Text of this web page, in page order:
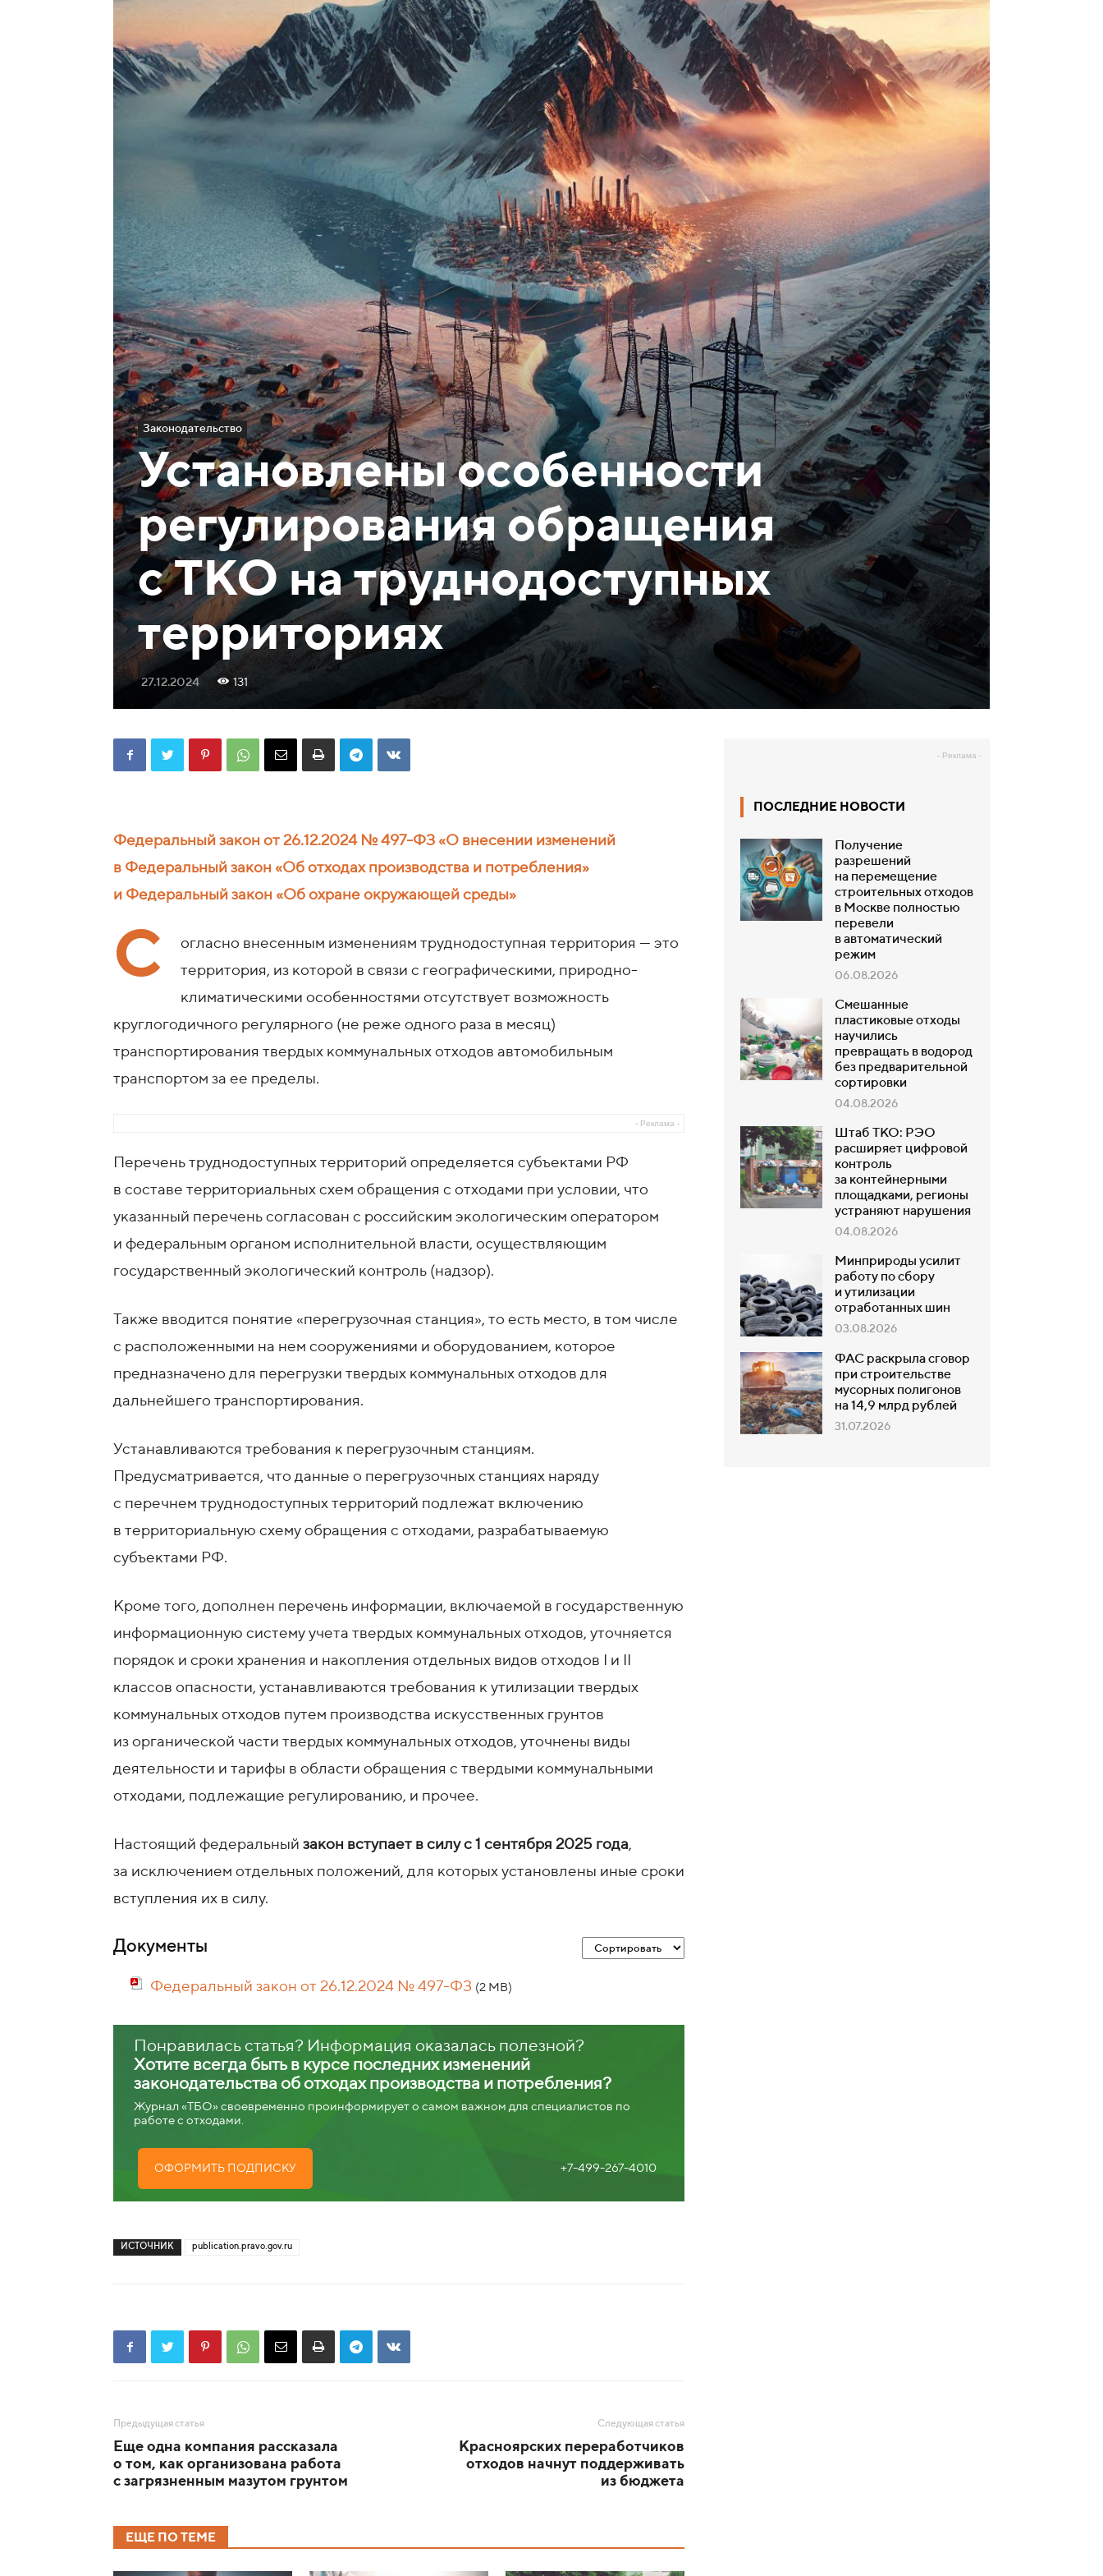
Законодательство
Установлены особенности
регулирования обращения
с ТКО на труднодоступных
территориях
27.12.2024 131
Федеральный закон от 26.12.2024№ 497-ФЗ «О внесении изменений
в Федеральный закон «Об отходах производства и потребления»
и Федеральный закон «Об охране окружающей среды»
С
огласно внесенным изменениям труднодоступная территория — это
территория, из которой в связи с географическими, природно-
климатическими особенностями отсутствует возможность
круглогодичного регулярного (не реже одного раза в месяц)
транспортирования твердых коммунальных отходов автомобильным
транспортом за ее пределы.
- Реклама -
Перечень труднодоступных территорий определяется субъектами РФ
в составе территориальных схем обращения с отходами при условии, что
указанный перечень согласован с российским экологическим оператором
и федеральным органом исполнительной власти, осуществляющим
государственный экологический контроль (надзор).
Также вводится понятие «перегрузочная станция», то есть место, в том числе
с расположенными на нем сооружениями и оборудованием, которое
предназначено для перегрузки твердых коммунальных отходов для
дальнейшего транспортирования.
Устанавливаются требования к перегрузочным станциям.
Предусматривается, что данные о перегрузочных станциях наряду
с перечнем труднодоступных территорий подлежат включению
в территориальную схему обращения с отходами, разрабатываемую
субъектами РФ.
Кроме того, дополнен перечень информации, включаемой в государственную
информационную систему учета твердых коммунальных отходов, уточняется
порядок и сроки хранения и накопления отдельных видов отходов I и II
классов опасности, устанавливаются требования к утилизации твердых
коммунальных отходов путем производства искусственных грунтов
из органической части твердых коммунальных отходов, уточнены виды
деятельности и тарифы в области обращения с твердыми коммунальными
отходами, подлежащие регулированию, и прочее.
Настоящий федеральный закон вступает в силу с 1 сентября 2025 года,
за исключением отдельных положений, для которых установлены иные сроки
вступления их в силу.
Документы
Федеральный закон от 26.12.2024 № 497-ФЗ (2 MB)
Понравилась статья? Информация оказалась полезной?
Хотите всегда быть в курсе последних изменений
законодательства об отходах производства и потребления?
Журнал «ТБО» своевременно проинформирует о самом важном для специалистов по
работе с отходами.
ОФОРМИТЬ ПОДПИСКУ +7-499-267-4010
ИСТОЧНИК publication.pravo.gov.ru
Предыдущая статья
Еще одна компания рассказала
о том, как организована работа
с загрязненным мазутом грунтом
Следующая статья
Красноярских переработчиков
отходов начнут поддерживать
из бюджета
ЕЩЕ ПО ТЕМЕ
- Реклама -
ПОСЛЕДНИЕ НОВОСТИ
Получение
разрешений
на перемещение
строительных отходов
в Москве полностью
перевели
в автоматический
режим
06.08.2026
Смешанные
пластиковые отходы
научились
превращать в водород
без предварительной
сортировки
04.08.2026
Штаб ТКО: РЭО
расширяет цифровой
контроль
за контейнерными
площадками, регионы
устраняют нарушения
04.08.2026
Минприроды усилит
работу по сбору
и утилизации
отработанных шин
03.08.2026
ФАС раскрыла сговор
при строительстве
мусорных полигонов
на 14,9 млрд рублей
31.07.2026